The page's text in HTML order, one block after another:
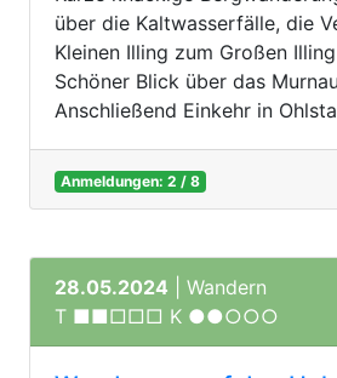
über die Kaltwasserfälle, die
Kleinen Illing zum Großen
Schöner Blick über das
Anschließend Einkehr in
Anmeldungen: 2 / 8
28.05.2024 | Wandern
T ■■□□□ K ●●○○○